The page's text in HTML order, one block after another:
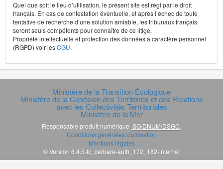
Quel que soit le lieu d’utilisation, le présent site est régi par le droit
français. En cas de contestation éventuelle, et après l’échec de toute
tentative de recherche d’une solution amiable, les tribunaux français
seront seuls compétents pour connaître de ce litige.
Propriété intellectuelle et protection des données à caractère personnel
(RGPD) voir lesCGU.
Ministère de la Transition Écologique
Ministère de la Cohésion des Territoires et des Relations
avec les Collectivités Terrritoriales
Ministère de la Mer
Responsable produit numérique SG/DNUM/DSGC
Conditions générales d'utilisation
Mentions légales
© Version 6.4.5-tc_cerbere-auth_172_182-internet